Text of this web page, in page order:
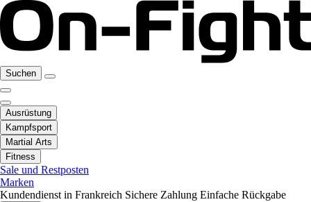
Suchen
Ausrüstung
Kampfsport
Martial Arts
Fitness
Sale und Restposten
Marken
Kundendienst in Frankreich Sichere Zahlung Einfache Rückgabe